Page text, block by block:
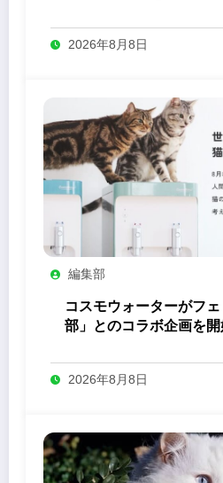
2026年8月8日
編集部
コスモウォーターがフ
部」とのコラボ企画を開
2026年8月8日